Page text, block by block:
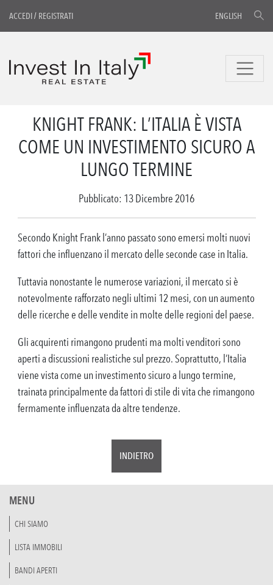
ACCEDI/ REGISTRATI ENGLISH
KNIGHT FRANK: L’ITALIA È VISTA
COME UN INVESTIMENTO SICURO A
LUNGO TERMINE
Pubblicato: 13 Dicembre 2016
Secondo Knight Frank l’anno passato sono emersi molti nuovi
fattori che influenzano il mercato delle seconde case in Italia.
Tuttavia nonostante le numerose variazioni, il mercato si è
notevolmente rafforzato negli ultimi 12 mesi, con un aumento
delle ricerche e delle vendite in molte delle regioni del paese.
Gli acquirenti rimangono prudenti ma molti venditori sono
aperti a discussioni realistiche sul prezzo. Soprattutto, l’Italia
viene vista come un investimento sicuro a lungo termine,
trainata principalmente da fattori di stile di vita che rimangono
fermamente influenzata da altre tendenze.
INDIETRO
MENU
CHI SIAMO
LISTA IMMOBILI
BANDI APERTI